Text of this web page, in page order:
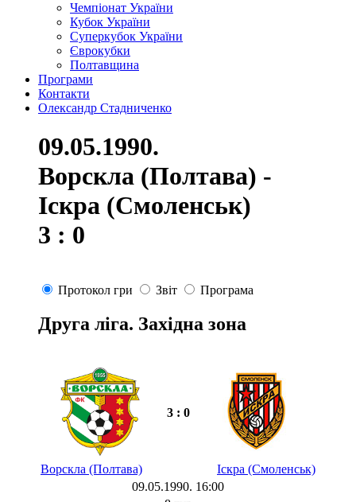
Чемпіонат України
Кубок України
Суперкубок України
Єврокубки
Полтавщина
Програми
Контакти
Олександр Стадниченко
09.05.1990.
Ворскла (Полтава) -
Іскра (Смоленськ)
3 : 0
Протокол гри Звіт Програма
Друга ліга. Західна зона
3 : 0
Ворскла (Полтава)
Іскра (Смоленськ)
09.05.1990. 16:00